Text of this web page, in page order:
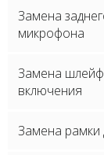
Замена
микрофона
Замена
включения
Замена рамки